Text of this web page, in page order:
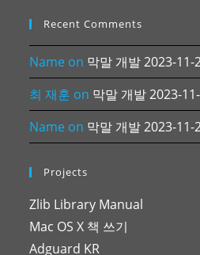
Recent Comments
Name on 막말 개발 2023-11-
최 재훈 on 막말 개발 2023-
Name on 막말 개발 2023-11-
Projects
Zlib Library Manual
Mac OS X 책 쓰기
Adguard KR